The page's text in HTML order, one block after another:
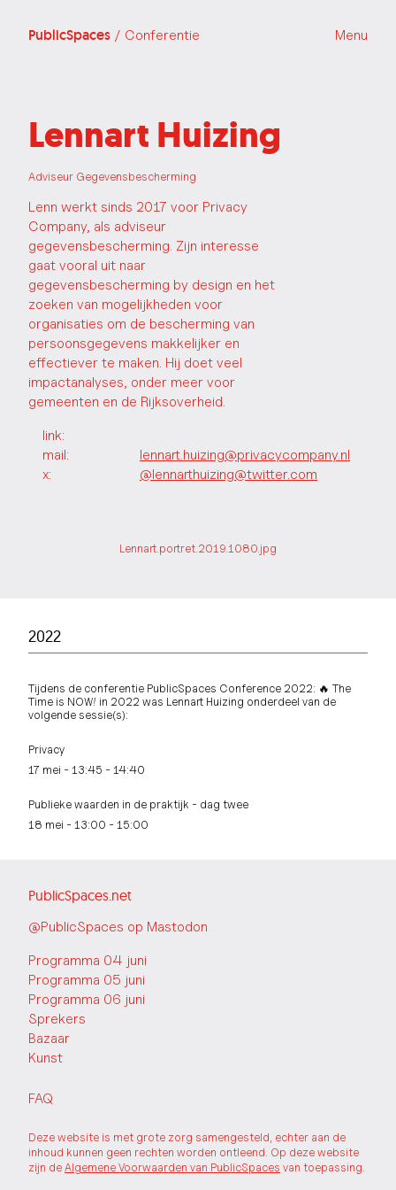
PublicSpaces / Conferentie Menu
Lennart Huizing
Adviseur Gegevensbescherming
Lenn werkt sinds 2017 voor Privacy
Company, als adviseur
gegevensbescherming. Zijn interesse
gaat vooral uit naar
gegevensbescherming by design en het
zoeken van mogelijkheden voor
organisaties om de bescherming van
persoonsgegevens makkelijker en
effectiever te maken. Hij doet veel
impactanalyses, onder meer voor
gemeenten en de Rijksoverheid.
link:
mail:
lennart.huizing@privacycompany.nl
x:
@lennarthuizing@twitter.com
Lennart.portret.2019.1080.jpg
2022
Tijdens de conferentie PublicSpaces Conference 2022: 🔥 The
Time is NOW! in 2022 was Lennart Huizing onderdeel van de
volgende sessie(s):
Privacy
17 mei - 13:45 - 14:40
Publieke waarden in de praktijk - dag twee
18 mei - 13:00 - 15:00
PublicSpaces.net
@PublicSpaces op Mastodon
Programma 04 juni
Programma 05 juni
Programma 06 juni
Sprekers
Bazaar
Kunst
FAQ
Deze website is met grote zorg samengesteld, echter aan de
inhoud kunnen geen rechten worden ontleend. Op deze website
zijn de Algemene Voorwaarden van PublicSpaces van toepassing.